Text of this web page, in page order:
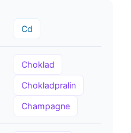
Cd
Choklad
Chokladpralin
Champagne